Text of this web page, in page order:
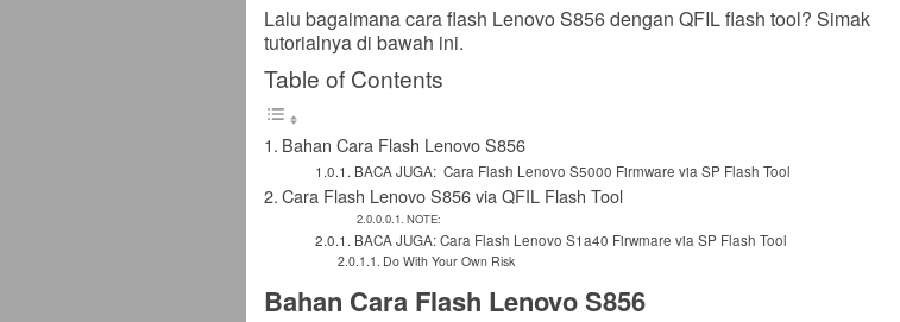
Lalu bagaimana cara flash Lenovo S856 dengan QFIL flash tool? Simak
tutorialnya di bawah ini.
Table of Contents
Bahan Cara Flash Lenovo S856
BACA JUGA: Cara Flash Lenovo S5000 Firmware via SP Flash Tool
Cara Flash Lenovo S856 via QFIL Flash Tool
NOTE:
BACA JUGA: Cara Flash Lenovo S1a40 Firwmare via SP Flash Tool
Do With Your Own Risk
Bahan Cara Flash Lenovo S856